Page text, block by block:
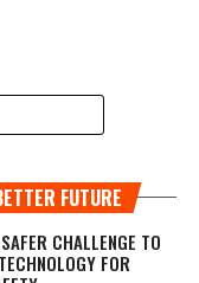
FUTURE
CHALLENGE TO
FOR